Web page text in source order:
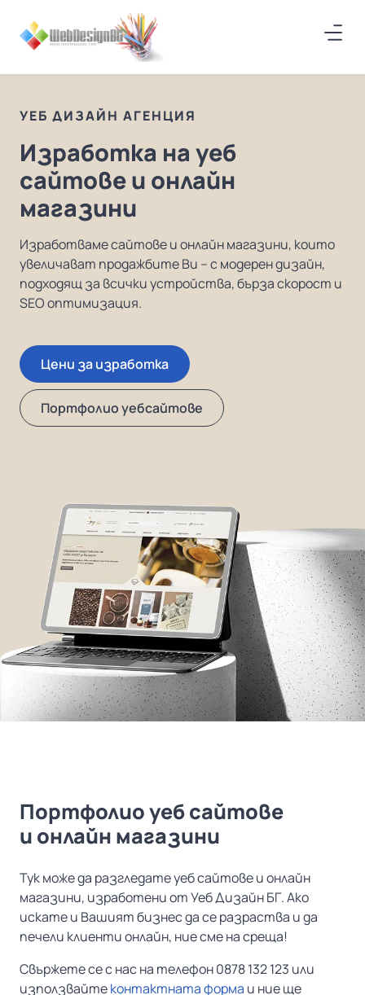
УЕБ ДИЗАЙН АГЕНЦИЯ
Изработка на уеб
сайтове и онлайн
магазини
Изработваме сайтове и онлайн магазини, които
увеличават продажбите Ви – с модерен дизайн,
подходящ за всички устройства, бърза скорост и
SEO оптимизация.
Цени за изработка
Портфолио уебсайтове
Портфолио уеб сайтове
и онлайн магазини
Тук може да разгледате уеб сайтове и онлайн
магазини, изработени от Уеб Дизайн БГ. Ако
искате и Вашият бизнес да се разраства и да
печели клиенти онлайн, ние сме на среща!
Свържете се с нас на телефон 0878 132 123 или
използвайтеконтактната форма и ние ще